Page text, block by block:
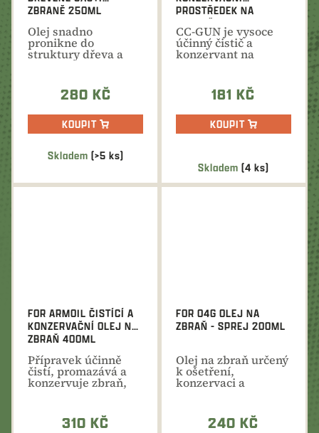
Průměrné
produktu
Skladem (>5 ks)
ZBRANĚ 250ML
Olej snadno
pronikne do
struktury dřeva a
tím zvyšuje jeho
280 KČ
KOUPIT
Skladem (4 ks)
PROSTŘEDEK NA
ZBRANĚ 250 ML
CC-GUN je vysoce
účinný čistič a
konzervant na
181 KČ
KOUPIT
FOR ARMOIL ČISTÍCÍ A
KONZERVAČNÍ OLEJ NA
ZBRAŇ 400ML
Přípravek účinně
čistí, promazává a
konzervuje zbraň,
dlouhodobě
310 KČ
FOR O4G OLEJ NA
ZBRAŇ - SPREJ 200ML
Olej na zbraň určený
k ošetření,
konzervaci a
240 KČ